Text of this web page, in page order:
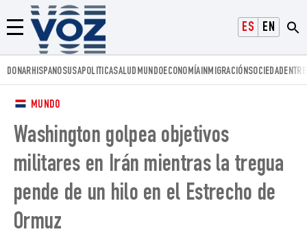
ESPAÑOLENGLISH
Menú
Voz.us
DONARHISPANOSUSAPOLITICASALUD MUNDOECONOMÍAINMIGRACIÓNSOCIEDAD
MUNDO
Washington golpea objetivos
militares en Irán mientras la tregua
pende de un hilo en el Estrecho de
Ormuz